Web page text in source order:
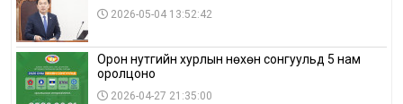
2026-05-04 13:52:42
Орон нутгийн хурлын нөхөн сонгуульд 5 нам
оролцоно
2026-04-27 21:35:00